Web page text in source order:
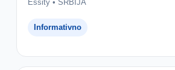
Essity • SRBIJA
Informativno